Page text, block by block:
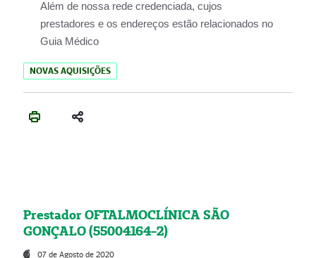
Além de nossa rede credenciada, cujos
prestadores e os endereços estão relacionados no
Guia Médico
NOVAS AQUISIÇÕES
Prestador OFTALMOCLÍNICA SÃO
GONÇALO (55004164-2)
07 de Agosto de 2020